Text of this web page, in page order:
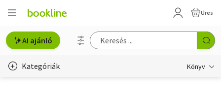
Üres
AI ajánló
Kategóriák Könyv